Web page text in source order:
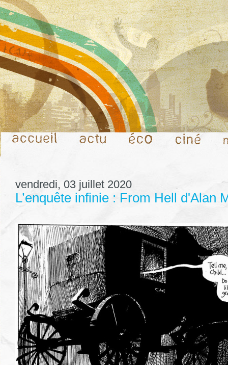
vendredi, 03 juillet 2020
L’enquête infinie : From Hell d'Alan